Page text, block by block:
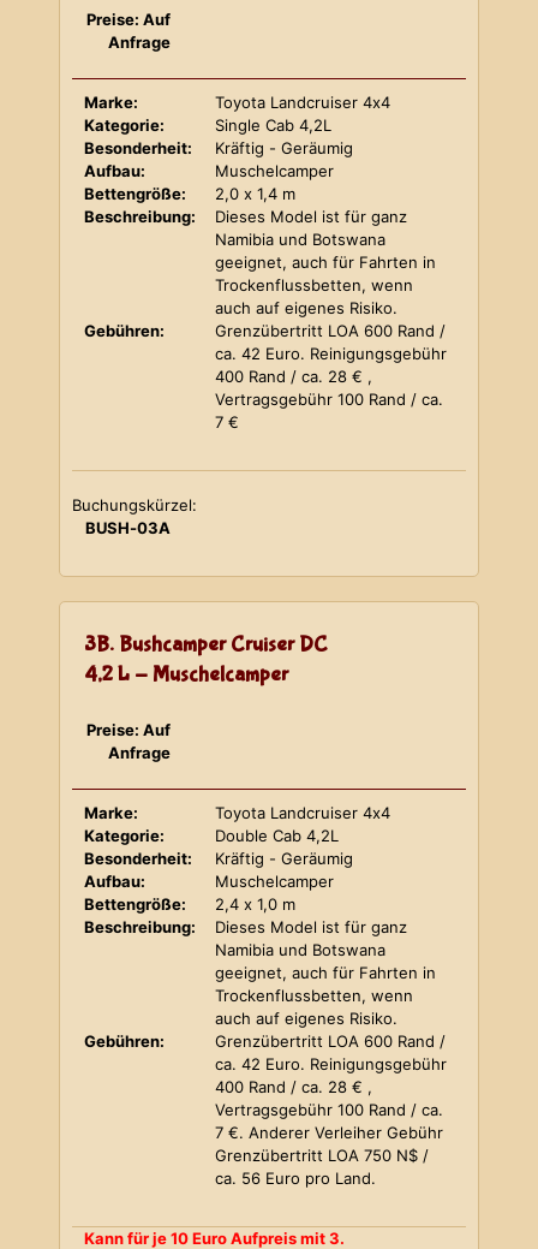
Preise: Auf
Anfrage
Marke:
Toyota Landcruiser 4x4
Kategorie:
Single Cab 4,2L
Besonderheit:
Kräftig - Geräumig
Aufbau:
Muschelcamper
Bettengröße:
2,0 x 1,4 m
Beschreibung:
Dieses Model ist für ganz
Namibia und Botswana
geeignet, auch für Fahrten in
Trockenflussbetten, wenn
auch auf eigenes Risiko.
Gebühren:
Grenzübertritt LOA 600 Rand /
ca. 42 Euro. Reinigungsgebühr
400 Rand / ca. 28 € ,
Vertragsgebühr 100 Rand / ca.
7 €
Buchungskürzel:
BUSH-03A
3B. Bushcamper Cruiser DC
4,2 L - Muschelcamper
Preise: Auf
Anfrage
Marke:
Toyota Landcruiser 4x4
Kategorie:
Double Cab 4,2L
Besonderheit:
Kräftig - Geräumig
Aufbau:
Muschelcamper
Bettengröße:
2,4 x 1,0 m
Beschreibung:
Dieses Model ist für ganz
Namibia und Botswana
geeignet, auch für Fahrten in
Trockenflussbetten, wenn
auch auf eigenes Risiko.
Gebühren:
Grenzübertritt LOA 600 Rand /
ca. 42 Euro. Reinigungsgebühr
400 Rand / ca. 28 € ,
Vertragsgebühr 100 Rand / ca.
7 €. Anderer Verleiher Gebühr
Grenzübertritt LOA 750 N$ /
ca. 56 Euro pro Land.
Kann für je 10 Euro Aufpreis mit 3.